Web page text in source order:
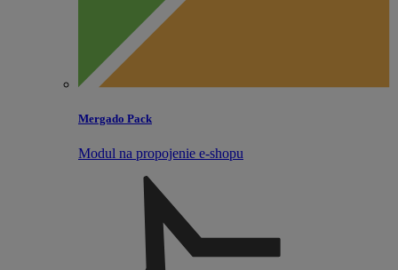
Mergado Pack
Modul na propojenie e‑shopu